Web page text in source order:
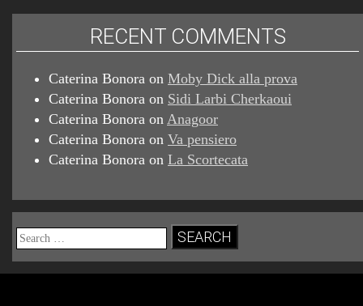
RECENT COMMENTS
Caterina Bonora on Moby Dick alla prova
Caterina Bonora on Sidi Larbi Cherkaoui
Caterina Bonora on Anagoor
Caterina Bonora on Va pensiero
Caterina Bonora on La Scortecata
Search
for: